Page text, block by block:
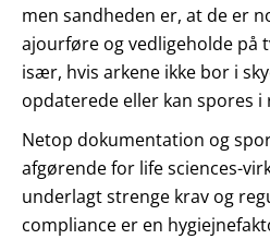
men sandheden er, at de er
ajourføre og vedligeholde på
især, hvis arkene ikke bor i
opdaterede eller kan spores i
Netop dokumentation og
afgørende for life sciences-
underlagt strenge krav og
compliance er en